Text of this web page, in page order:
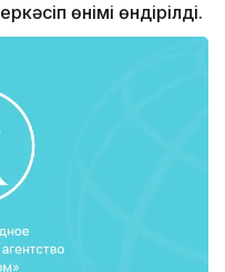
өнімі өндірілді.